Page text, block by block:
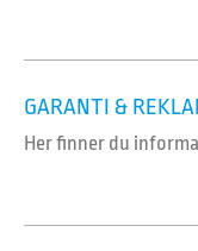
GARANTI &
Her finner du